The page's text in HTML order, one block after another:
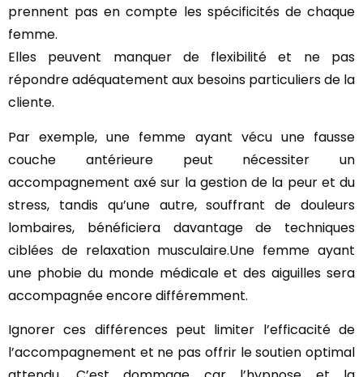
prennent pas en compte les spécificités de chaque
femme.
Elles peuvent manquer de flexibilité et ne pas
répondre adéquatement aux besoins particuliers de la
cliente.
Par exemple, une femme ayant vécu une fausse
couche antérieure peut nécessiter un
accompagnement axé sur la gestion de la peur et du
stress, tandis qu’une autre, souffrant de douleurs
lombaires, bénéficiera davantage de techniques
ciblées de relaxation musculaire.Une femme ayant
une phobie du monde médicale et des aiguilles sera
accompagnée encore différemment.
Ignorer ces différences peut limiter l’efficacité de
l’accompagnement et ne pas offrir le soutien optimal